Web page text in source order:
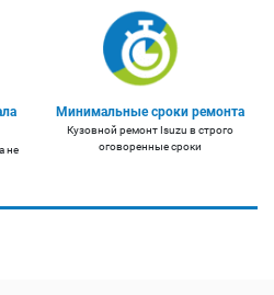
не
Минимальные сроки ремонта
Кузовной ремонт Isuzu в строго
оговоренные сроки